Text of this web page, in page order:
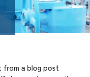
from a blog post